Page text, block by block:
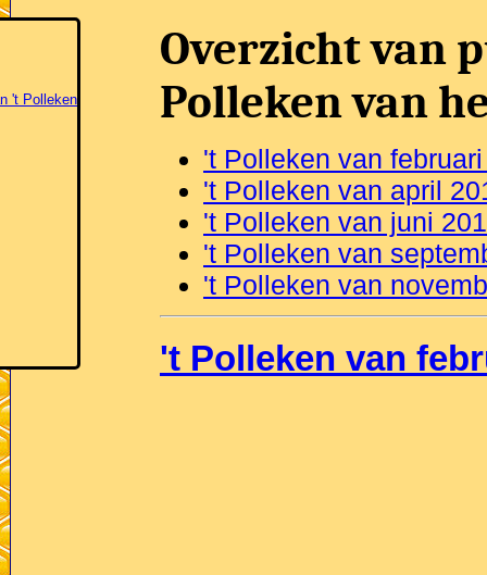
't Polleken
Overzicht van
Polleken van
't Polleken van
't Polleken van april
't Polleken van juni
't Polleken van
't Polleken van
't Polleken van